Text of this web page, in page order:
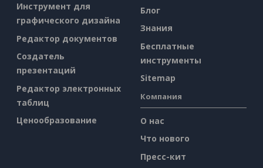
Инструмент для
графического дизайна
Редактор документов
Создатель
презентаций
Редактор электронных
таблиц
Ценообразование
Блог
Знания
Бесплатные
инструменты
Sitemap
Компания
О нас
Что нового
Пресс-кит